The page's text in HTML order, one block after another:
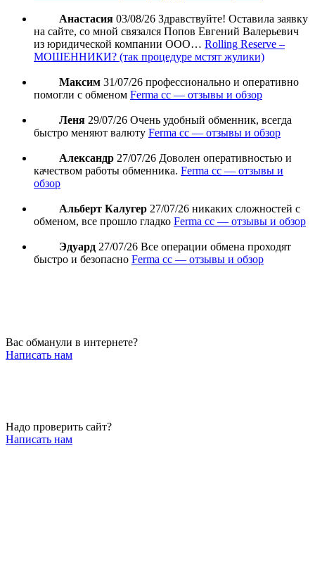
Анастасия 03/08/26 Здравствуйте! Оставила заявку
на сайте, со мной связался Попов Евгений Валерьевич
из юридической компании ООО… Rolling Reserve –
МОШЕННИКИ? (так процедуре мстят жулики)
Максим 31/07/26 профессионально и оперативно
помогли с обменом Ferma cc — отзывы и обзор
Леня 29/07/26 Очень удобный обменник, всегда
быстро меняют валюту Ferma cc — отзывы и обзор
Александр 27/07/26 Доволен оперативностью и
качеством работы обменника. Ferma cc — отзывы и
обзор
Альберт Калугер 27/07/26 никаких сложностей с
обменом, все прошло гладко Ferma cc — отзывы и обзор
Эдуард 27/07/26 Все операции обмена проходят
быстро и безопасно Ferma cc — отзывы и обзор
Вас обманули в интернете?
Написать нам
Надо проверить сайт?
Написать нам